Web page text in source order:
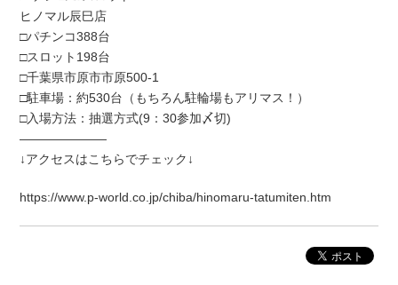
ヒノマル辰巳店
□パチンコ388台
□スロット198台
□千葉県市原市市原500-1
□駐車場：約530台（もちろん駐輪場もアリマス！）
□入場方法：抽選方式(9：30参加〆切)
―――――――
↓アクセスはこちらでチェック↓
https://www.p-world.co.jp/chiba/hinomaru-tatumiten.htm